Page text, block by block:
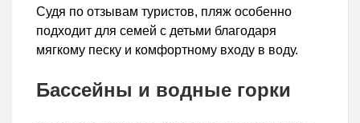
Судя по отзывам туристов, пляж особенно
подходит для семей с детьми благодаря
мягкому песку и комфортному входу в воду.
Бассейны и водные горки